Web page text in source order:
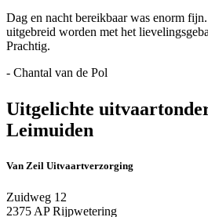
Dag en nacht bereikbaar was enorm
uitgebreid worden met het
Prachtig.
- Chantal van de Pol
Uitgelichte
Leimuiden
Van Zeil Uitvaartverzorging
Zuidweg 12
2375 AP Rijpwetering